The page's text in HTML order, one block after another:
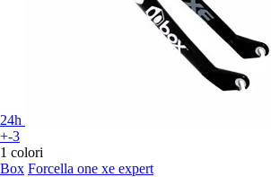
24h
+-3
1 colori
Box Forcella one xe expert